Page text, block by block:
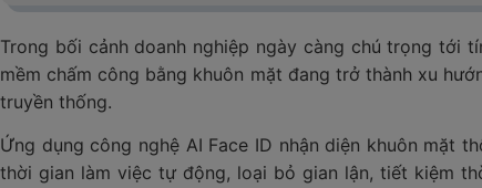
Trong bối cảnh doanh nghiệp ngày càng chú trọng tới
mềm chấm công bằng khuôn mặt đang trở thành xu
truyền thống.
Ứng dụng công nghệ AI Face ID nhận diện khuôn mặt
thời gian làm việc tự động, loại bỏ gian lận, tiết kiệm